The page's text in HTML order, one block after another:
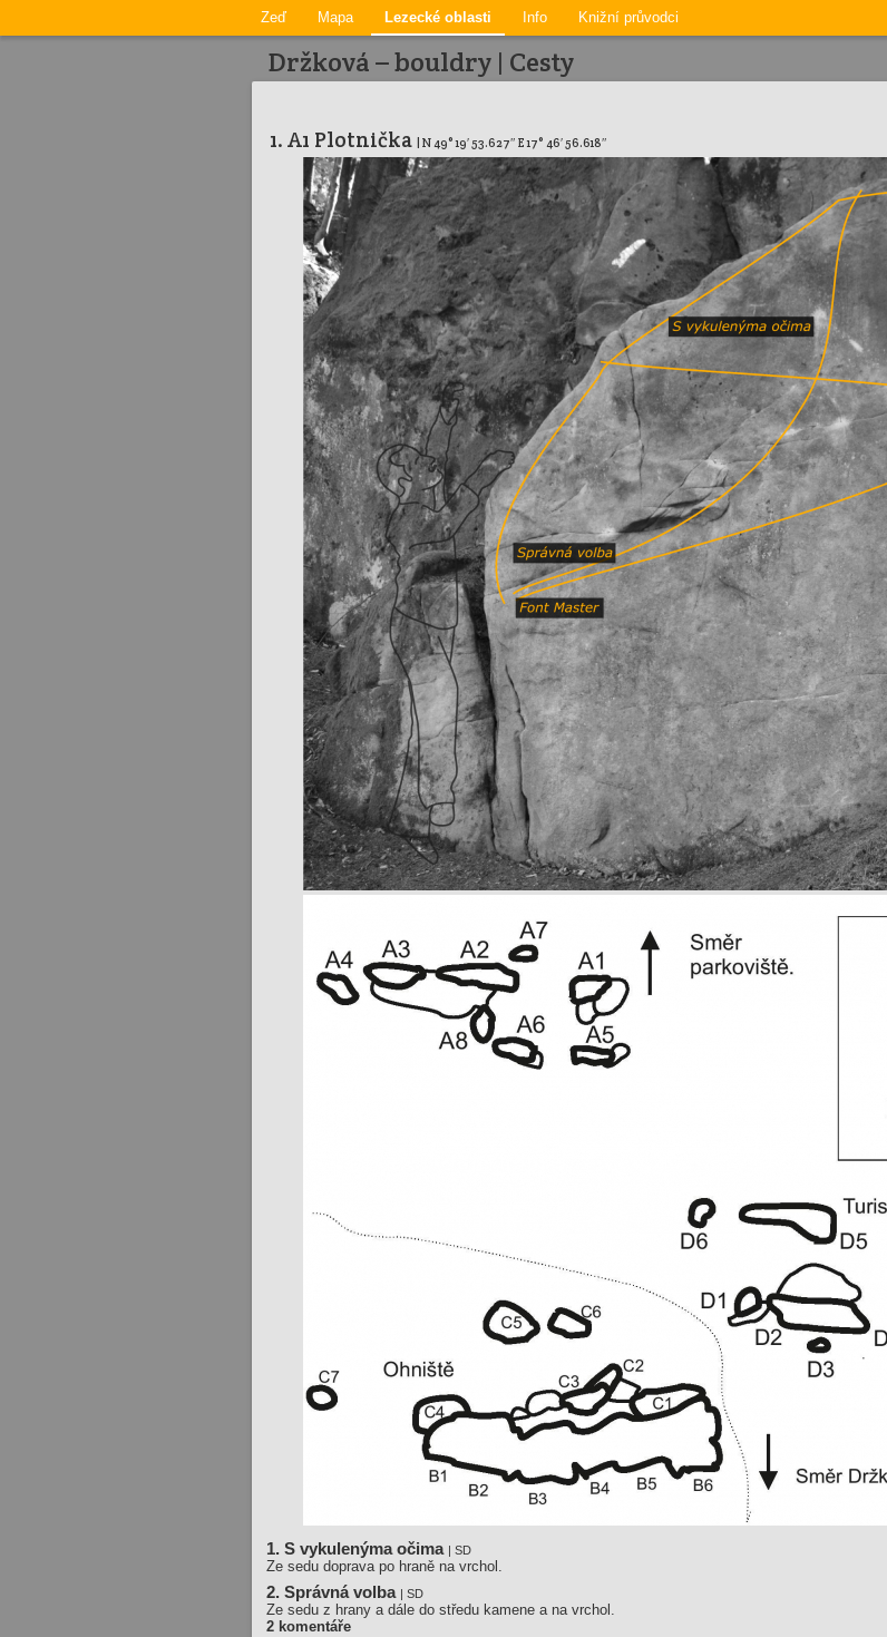
Zeď Mapa Lezecké oblasti Info Knižní průvodci
Držková – bouldry | Cesty
1. A1 Plotnička | N 49° 19′ 53.627″ E 17° 46′ 56.618″
1. S vykulenýma očima | SD
Ze sedu doprava po hraně na vrchol.
2. Správná volba | SD
Ze sedu z hrany a dále do středu kamene a na vrchol.
2 komentáře